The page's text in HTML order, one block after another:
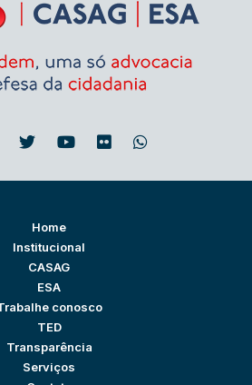
Home
Institucional
CASAG
ESA
conosco
TED
Transparência
Serviços